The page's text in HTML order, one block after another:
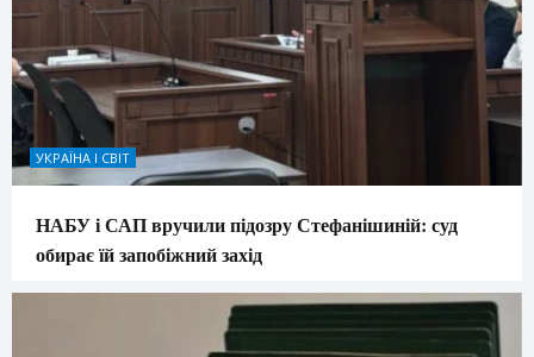
УКРАЇНА І СВІТ
НАБУ і САП вручили підозру Стефанішиній: суд
обирає їй запобіжний захід